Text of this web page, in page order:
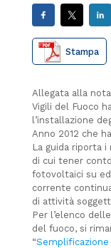
Stampa
Allegata alla
Vigili del Fuoco
l’installazione
Anno 2012 che
La guida riporta
di cui tener
fotovoltaici su
corrente
di attività
Per l’elenco
del fuoco, si
“Semplificazione